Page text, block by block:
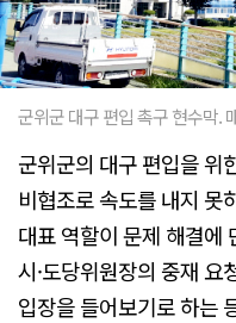
군위군 대구 편입 촉구 현수막.
군위군의 대구 편입을 위
비협조로 속도를 내지 못
대표 역할이 문제 해결에
시·도당위원장의 중재
입장을 들어보기로 하는